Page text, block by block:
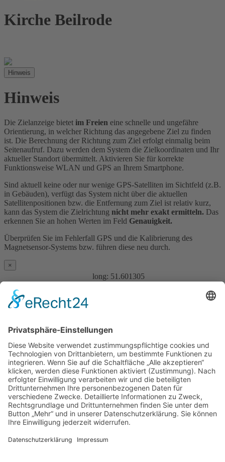
Kirche Beilrode
Hinweis
Hinweis
Die Zielanzeige bietet im Freien eine schnelle und ungefähre
Orientierung, in welcher Richtung das angegebene Ziel zu finden
ist. Die Berechnung der Richtung zum Ziel erfolgt einmalig beim
Seitenaufruf. Dazu werden dem System die Zielkoordinaten und Ihr
aktueller Standort übermittelt. Aktivieren Sie für korrekte
Funktionsweise WLAN und GPS an Ihrem Smartphone.
Sind aktuell keine oder nur wenige GPS-Satelliten im Sichtfeld (z.B.
in Gebäuden), verfügt das System nicht über die aktuellen
Satellitenpositionen bzw. die Entfernung zum Ziel ist relativ kurz,
kann das System die Zielrichtung nicht mehr exakt ermitteln. Das
erkennen Sie an hohen Werten im Feld Genauigkeit.
Überprüfen Sie im Fehlerfall GPS und die Kalibrierung des
Magnetsensor-Systems bzw. führen diese neu durch.
×
long: 51.601305
Distanz:
Auflösung:
Auch die Ev. Pfarrkirche in Zschackau ist eine Saalkirche. Sie eint
in ihren Baustil Elemente der Romanik und des Barock.
Für Kurzentschlossene
Ganz einfach sachsenweit eine Unterkunft finden: Über den Button
unten gelangen Sie direkt zum Buchungsportal der Tourismus
Marketing Gesellschaft Sachsen.
»Neue Suche